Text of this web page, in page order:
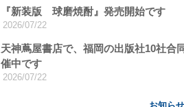
『新装版 球磨焼酎』発売開始です
2026/07/22
天神蔦屋書店で、福岡の出版社10社合
催中です
2026/07/22